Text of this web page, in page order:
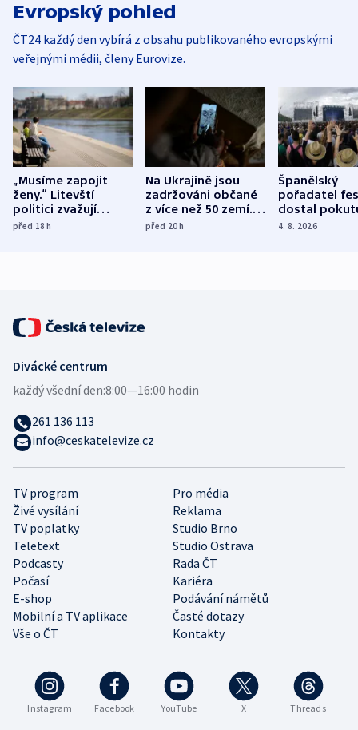
Evropský pohled
ČT24 každý den vybírá z obsahu publikovaného evropskými
veřejnými médii, členy Eurovize.
„Musíme zapojit
ženy.“ Litevští
politici zvažují
dohodu o
před 18h
Na Ukrajině jsou
zadržováni občané
z více než 50 zemí.
Bojovali na straně
před 20h
Španělský
pořadatel
dostal
nekalé
4. 8. 2026
Instagram Facebook YouTube X Threads
TV program
Pro média
Živé vysílání
Reklama
TV poplatky
Studio Brno
Teletext
Studio Ostrava
Podcasty
Rada ČT
Počasí
Kariéra
E-shop
Podávání námětů
Mobilní a TV aplikace
Časté dotazy
Vše o ČT
Kontakty
Divácké centrum
každý všední den:8:00—16:00 hodin
261 136 113
info@ceskatelevize.cz